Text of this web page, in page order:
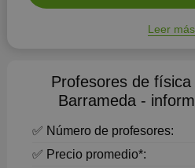
Leer más
Profesores de
Barrameda -
✅ Número de profesores:
✅ Precio promedio*: